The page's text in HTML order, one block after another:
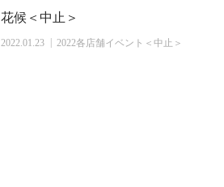
花候＜中止＞
2022.01.23 2022各店舗イベント＜中止＞